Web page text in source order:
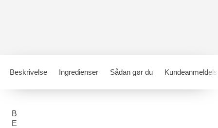
Beskrivelse Ingredienser Sådan gør du
B
E